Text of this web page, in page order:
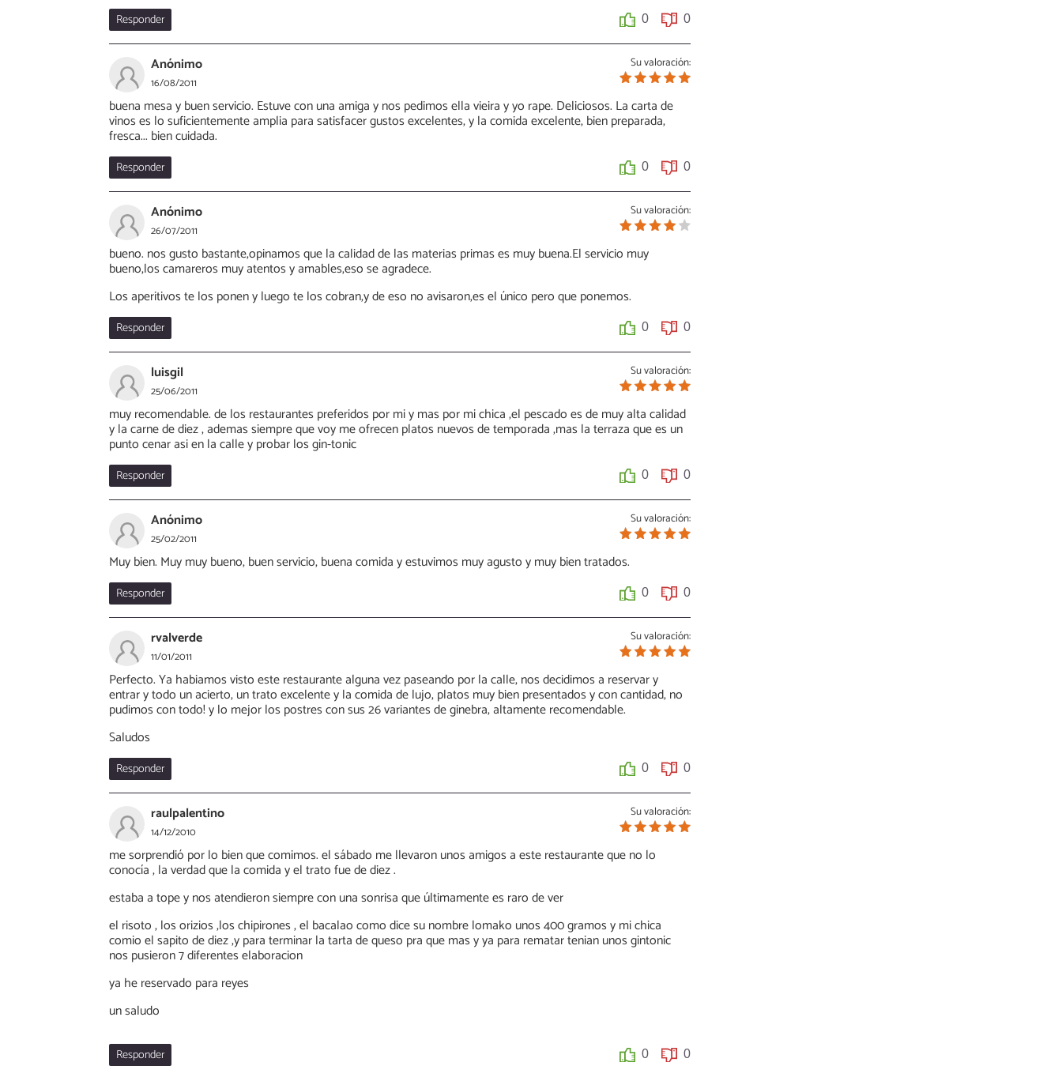
Responder 0 0
Su valoración:
Anónimo
16/08/2011
buena mesa y buen servicio. Estuve con una amiga y nos pedimos ella vieira y yo rape. Deliciosos. La carta de
vinos es lo suficientemente amplia para satisfacer gustos excelentes, y la comida excelente, bien preparada,
fresca... bien cuidada.
Responder 0 0
Su valoración:
Anónimo
26/07/2011
bueno. nos gusto bastante,opinamos que la calidad de las materias primas es muy buena.El servicio muy
bueno,los camareros muy atentos y amables,eso se agradece.
Los aperitivos te los ponen y luego te los cobran,y de eso no avisaron,es el único pero que ponemos.
Responder 0 0
Su valoración:
luisgil
25/06/2011
muy recomendable. de los restaurantes preferidos por mi y mas por mi chica ,el pescado es de muy alta calidad
y la carne de diez , ademas siempre que voy me ofrecen platos nuevos de temporada ,mas la terraza que es un
punto cenar asi en la calle y probar los gin-tonic
Responder 0 0
Su valoración:
Anónimo
25/02/2011
Muy bien. Muy muy bueno, buen servicio, buena comida y estuvimos muy agusto y muy bien tratados.
Responder 0 0
Su valoración:
rvalverde
11/01/2011
Perfecto. Ya habiamos visto este restaurante alguna vez paseando por la calle, nos decidimos a reservar y
entrar y todo un acierto, un trato excelente y la comida de lujo, platos muy bien presentados y con cantidad, no
pudimos con todo! y lo mejor los postres con sus 26 variantes de ginebra, altamente recomendable.
Saludos
Responder 0 0
Su valoración:
raulpalentino
14/12/2010
me sorprendió por lo bien que comimos. el sábado me llevaron unos amigos a este restaurante que no lo
conocía , la verdad que la comida y el trato fue de diez .
estaba a tope y nos atendieron siempre con una sonrisa que últimamente es raro de ver
el risoto , los orizios ,los chipirones , el bacalao como dice su nombre lomako unos 400 gramos y mi chica
comio el sapito de diez ,y para terminar la tarta de queso pra que mas y ya para rematar tenian unos gintonic
nos pusieron 7 diferentes elaboracion
ya he reservado para reyes
un saludo
Responder 0 0